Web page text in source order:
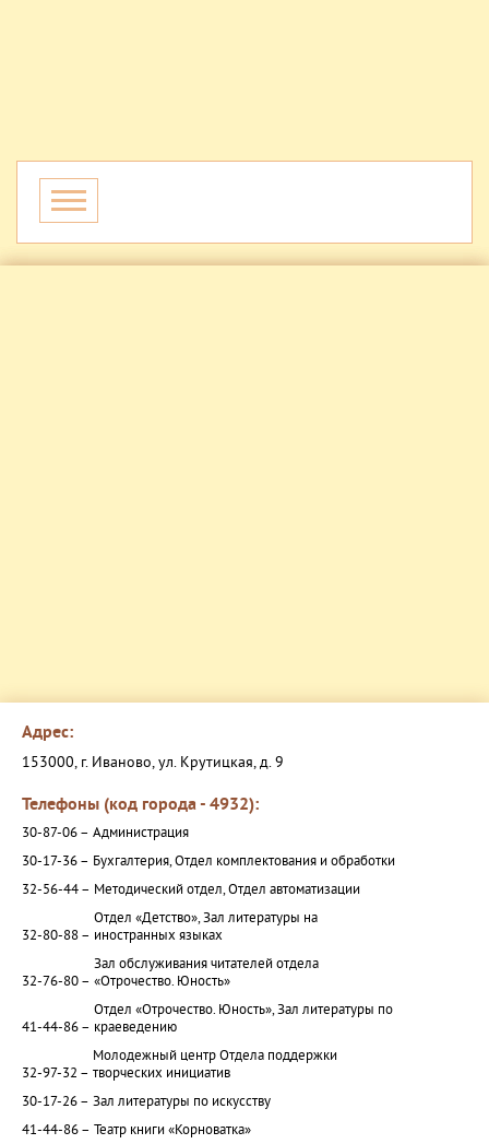
Адрес:
153000, г. Иваново, ул. Крутицкая, д. 9
Телефоны (код города - 4932):
30-87-06 – Администрация
30-17-36 – Бухгалтерия, Отдел комплектования и обработки
32-56-44 – Методический отдел, Отдел автоматизации
32-80-88 –
Отдел «Детство», Зал литературы на
иностранных языках
32-76-80 –
Зал обслуживания читателей отдела
«Отрочество. Юность»
41-44-86 –
Отдел «Отрочество. Юность», Зал литературы по
краеведению
32-97-32 –
Молодежный центр Отдела поддержки
творческих инициатив
30-17-26 – Зал литературы по искусству
41-44-86 – Театр книги «Корноватка»